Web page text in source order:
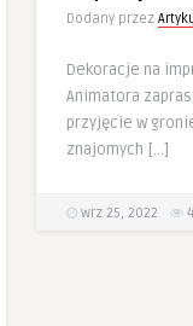
Dodany przez
Dekoracje na
Animatora
przyjęcie w
znajomych […]
wrz 25, 2022